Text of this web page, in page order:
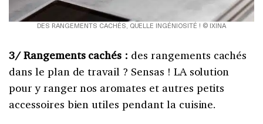
DES RANGEMENTS CACHÉS, QUELLE INGÉNIOSITÉ ! © IXINA
3/ Rangements cachés : des rangements cachés
dans le plan de travail ? Sensas ! LA solution
pour y ranger nos aromates et autres petits
accessoires bien utiles pendant la cuisine.